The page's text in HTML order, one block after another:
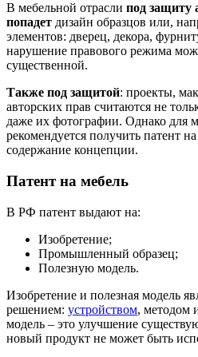
В мебельной отрасли под защиту
попадет дизайн образцов или,
элементов: дверец, декора,
нарушение правового режима
существенной.
Также под защитой: проекты,
авторских прав считаются не
даже их фотографии. Однако для
рекомендуется получить патент
содержание концепции.
Патент на мебель
В РФ патент выдают на:
Изобретение;
Промышленный образец;
Полезную модель.
Изобретение и полезная модель
решением: устройством, методом
модель – это улучшение
новый продукт не может быть